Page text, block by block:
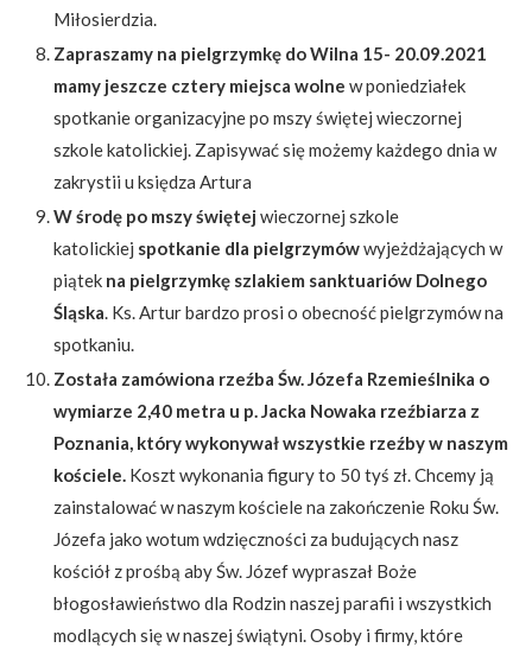
Miłosierdzia.
Zapraszamy na pielgrzymkę do Wilna 15- 20.09.2021
mamy jeszcze cztery miejsca wolne w poniedziałek
spotkanie organizacyjne po mszy świętej wieczornej
szkole katolickiej. Zapisywać się możemy każdego dnia w
zakrystii u księdza Artura
W środę po mszy świętej wieczornej szkole
katolickiej spotkanie dla pielgrzymówwyjeżdżających w
piątek na pielgrzymkę szlakiem sanktuariów Dolnego
Śląska. Ks. Artur bardzo prosi o obecność pielgrzymów na
spotkaniu.
Została zamówiona rzeźba Św. Józefa Rzemieślnika o
wymiarze 2,40 metra u p. Jacka Nowaka rzeźbiarza z
Poznania, który wykonywał wszystkie rzeźby w naszym
kościele. Koszt wykonania figury to 50 tyś zł. Chcemy ją
zainstalować w naszym kościele na zakończenie Roku Św.
Józefa jako wotum wdzięczności za budujących nasz
kościół z prośbą aby Św. Józef wypraszał Boże
błogosławieństwo dla Rodzin naszej parafii i wszystkich
modlących się w naszej świątyni. Osoby i firmy, które